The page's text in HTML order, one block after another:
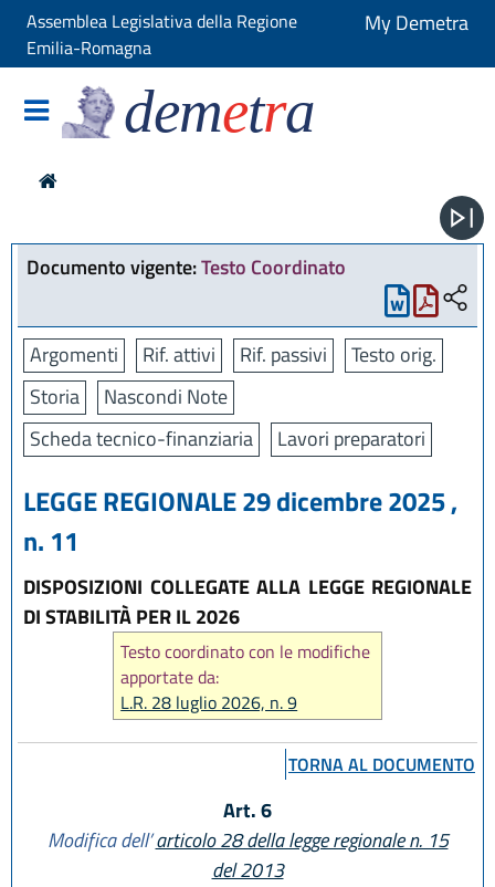
Assemblea Legislativa della Regione
Emilia-Romagna
My Demetra
demetra
Documento vigente:Testo Coordinato
Argomenti Rif. attivi Rif. passivi
Testo orig.
Storia
Nascondi Note
Scheda tecnico-finanziaria
Lavori preparatori
LEGGE REGIONALE 29 dicembre 2025 ,
n. 11
DISPOSIZIONI COLLEGATE ALLA LEGGE REGIONALE
DI STABILITÀ PER IL 2026
Testo coordinato con le modifiche
apportate da:
L.R. 28 luglio 2026, n. 9
TORNA AL DOCUMENTO
Art. 6
Modifica dell’articolo 28 della legge regionale n. 15
del 2013